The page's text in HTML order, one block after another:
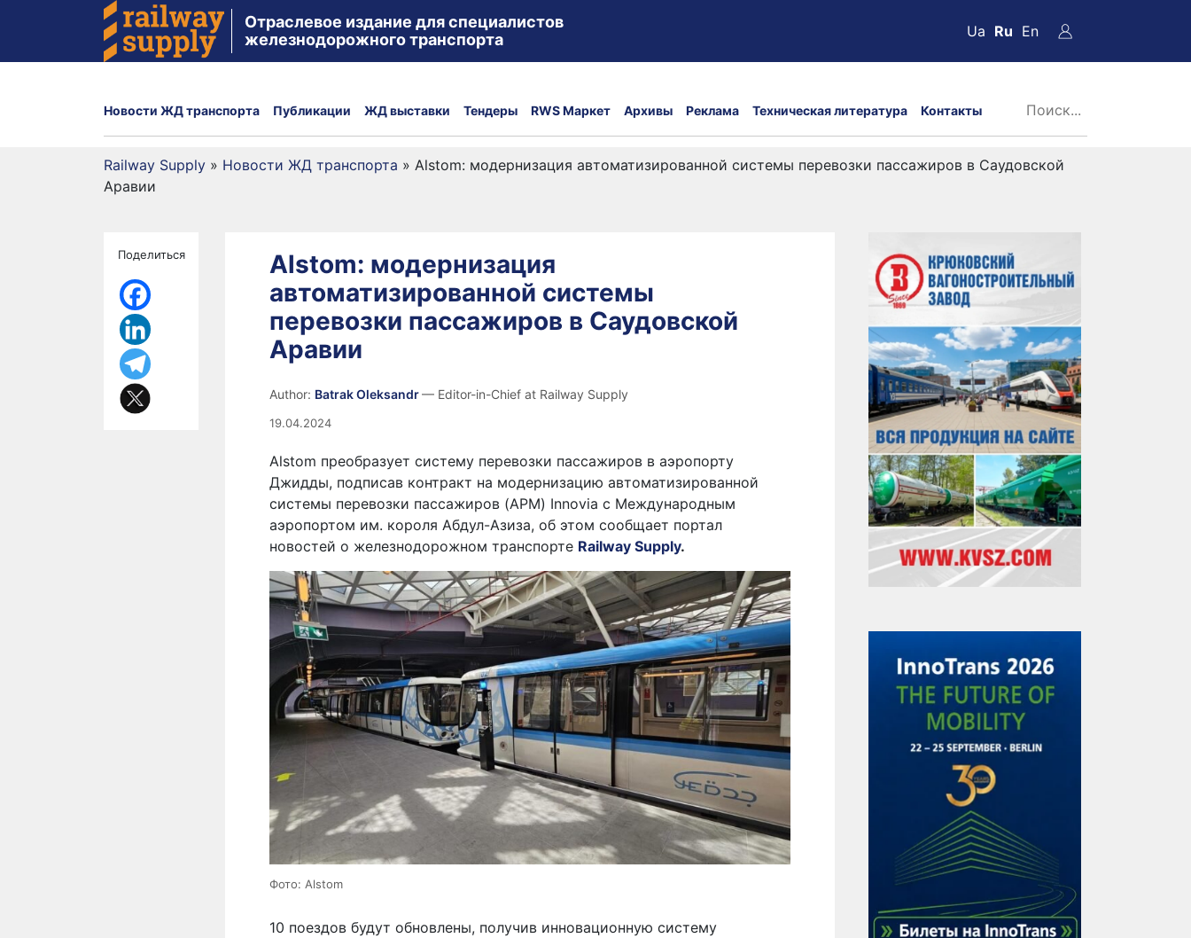
Отраслевое издание для специалистов
железнодорожного транспорта
Ua Ru En
Новости ЖД транспорта Публикации ЖД выставки Тендеры RWS Маркет Архивы Реклама Техническая литература Контакты
Railway Supply » Новости ЖД транспорта » Alstom: модернизация автоматизированной системы перевозки пассажиров в Саудовской
Аравии
Поделиться
Alstom: модернизация
автоматизированной системы
перевозки пассажиров в Саудовской
Аравии
Author: Batrak Oleksandr— Editor-in-Chief at Railway Supply
19.04.2024
Alstom преобразует систему перевозки пассажиров в аэропорту
Джидды, подписав контракт на модернизацию автоматизированной
системы перевозки пассажиров (APM) Innovia с Международным
аэропортом им. короля Абдул-Азиза, об этом сообщает портал
новостей о железнодорожном транспорте Railway Supply.
Фото: Alstom
10 поездов будут обновлены, получив инновационную систему